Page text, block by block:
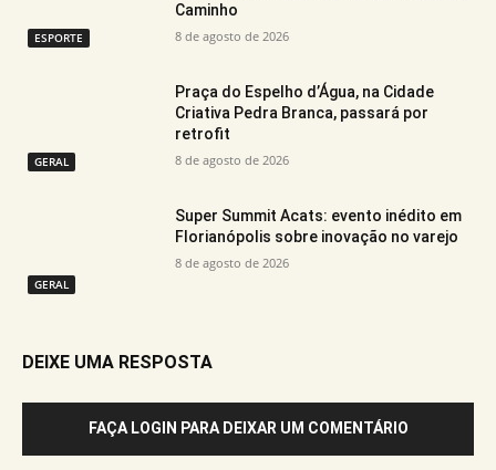
ESPORTE
Caminho
8 de agosto de 2026
GERAL
Praça do Espelho d’Água, na Cidade
Criativa Pedra Branca, passará por
retrofit
8 de agosto de 2026
GERAL
Super Summit Acats: evento inédito em
Florianópolis sobre inovação no varejo
8 de agosto de 2026
DEIXE UMA RESPOSTA
FAÇA LOGIN PARA DEIXAR UM COMENTÁRIO